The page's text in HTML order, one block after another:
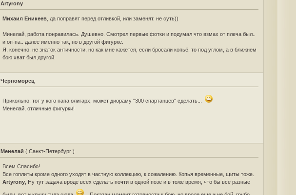
Artyrony
Михаил Еникеев , да поправят перед отливкой, или заменят. не суть))
Минелай, работа понравилась. Душевно. Смотрел первые фотки и подумал что взмах от плеча был..
и оп-па.. далее именно так, но в другой фигурке.
Я, конечно, не знаток античности, но как мне кажется, если бросали копьё, то под углом, а в ближнем
бою хват был другой.
Черноморец
Прикольно, тот у кого папа олигарх, может диораму "300 спартанцев" сделать...
Менелай, отличные фигурки!
Менелай ( Санкт-Петербург )
Всем Спасибо!
Все гоплиты кроме одного уходят в частную коллекцию, к сожалению. Копья временные, щиты тоже.
Artyrony , Ну тут задача вроде всех сделать почти в одной позе и в тоже время, что бы все разные